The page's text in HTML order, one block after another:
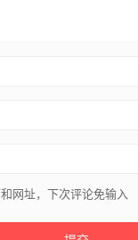
网址，下次评论免输入